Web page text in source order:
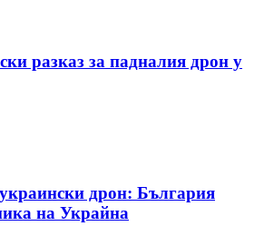
разказ за падналия дрон у
дрон: България
на Украйна